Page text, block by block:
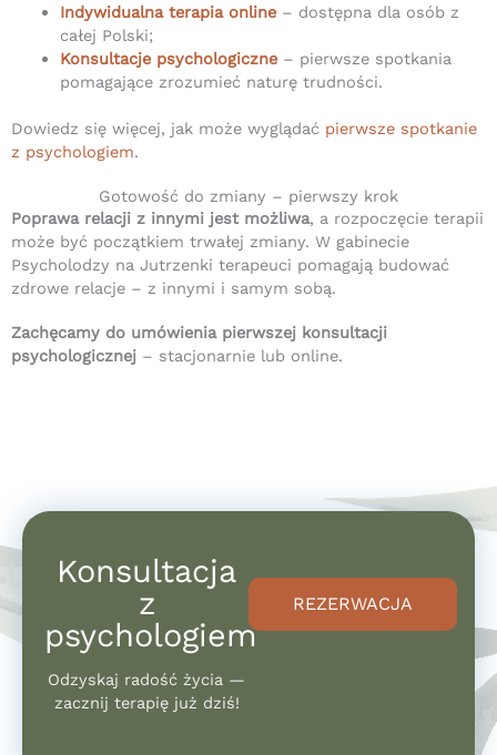
Indywidualna terapia online– dostępna dla osób z
całej Polski;
Konsultacje psychologiczne – pierwsze spotkania
pomagające zrozumieć naturę trudności.
Dowiedz się więcej, jak może wyglądać pierwsze spotkanie
z psychologiem.
Gotowość do zmiany – pierwszy krok
Poprawa relacji z innymi jest możliwa, a rozpoczęcie terapii
może być początkiem trwałej zmiany. W gabinecie
Psycholodzy na Jutrzenki terapeuci pomagają budować
zdrowe relacje – z innymi i samym sobą.
Zachęcamy do umówienia pierwszej konsultacji
psychologicznej – stacjonarnie lub online.
Konsultacja
z
psychologiem
Odzyskaj radość życia —
zacznij terapię już dziś!
REZERWACJA